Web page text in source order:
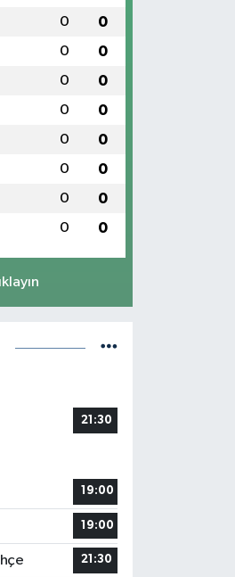
0 0
0 0
0 0
0 0
0 0
0 0
0 0
0 0
21:30
19:00
19:00
21:30